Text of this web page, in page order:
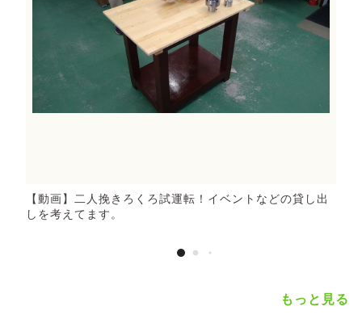
【動画】二人挽きろくろ試運転！イベントなどの貸し出
しを考えてます。
もっと見る